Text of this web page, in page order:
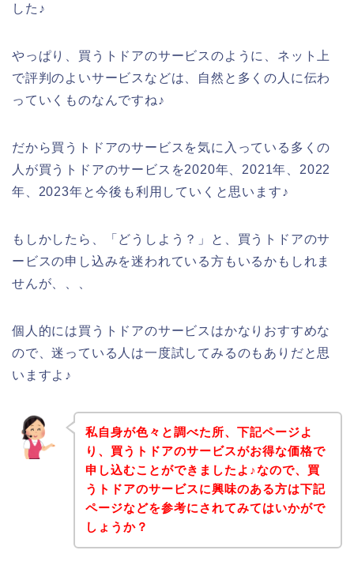
した♪
やっぱり、買うトドアのサービスのように、ネット上
で評判のよいサービスなどは、自然と多くの人に伝わ
っていくものなんですね♪
だから買うトドアのサービスを気に入っている多くの
人が買うトドアのサービスを2020年、2021年、2022
年、2023年と今後も利用していくと思います♪
もしかしたら、「どうしよう？」と、買うトドアのサ
ービスの申し込みを迷われている方もいるかもしれま
せんが、、、
個人的には買うトドアのサービスはかなりおすすめな
ので、迷っている人は一度試してみるのもありだと思
いますよ♪
私自身が色々と調べた所、下記ページよ
り、買うトドアのサービスがお得な価格で
申し込むことができましたよ♪なので、買
うトドアのサービスに興味のある方は下記
ページなどを参考にされてみてはいかがで
しょうか？